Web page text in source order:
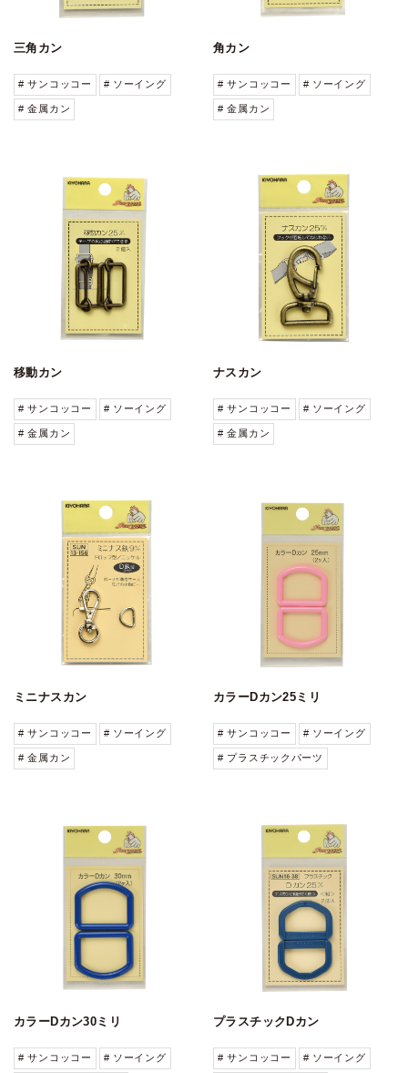
三角カン
# サンコッコー # ソーイング
# 金属カン
角カン
# サンコッコー # ソーイング
# 金属カン
移動カン
# サンコッコー # ソーイング
# 金属カン
ナスカン
# サンコッコー # ソーイング
# 金属カン
ミニナスカン
# サンコッコー # ソーイング
# 金属カン
カラーDカン25ミリ
# サンコッコー # ソーイング
# プラスチックパーツ
カラーDカン30ミリ
# サンコッコー # ソーイング
プラスチックDカン
# サンコッコー # ソーイング